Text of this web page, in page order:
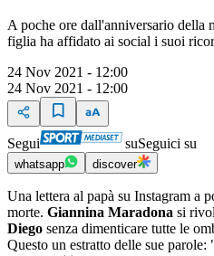
A poche ore dall'anniversario della
figlia ha affidato ai social i suoi
24 Nov 2021 - 12:00
24 Nov 2021 - 12:00
Segui suSeguici su
whatsapp discover
Una lettera al papà su Instagram a
morte. Giannina Maradona si
Diego senza dimenticare tutte le
Questo un estratto delle sue parole: